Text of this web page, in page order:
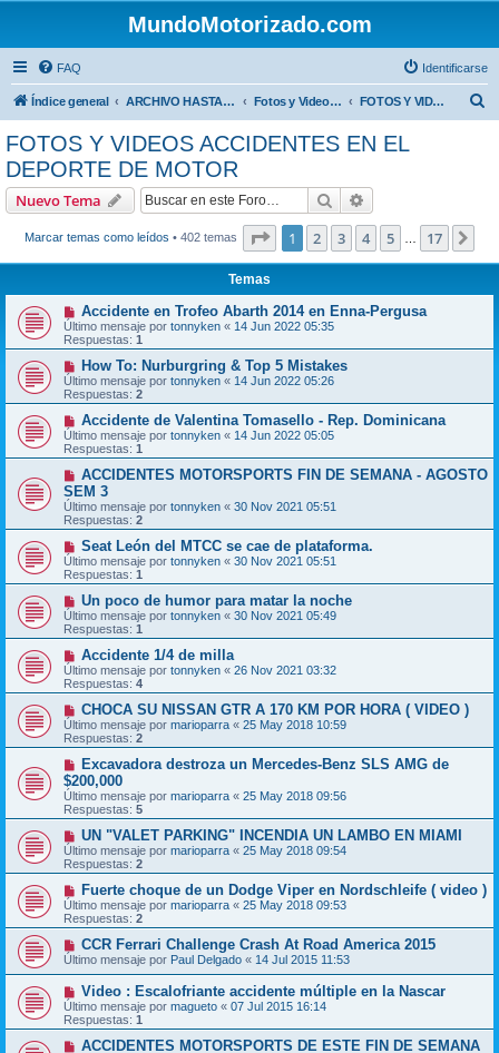
MundoMotorizado.com
FAQ Identificarse
Índice general ARCHIVO HASTA 2018 Fotos y Videos del mundo de los motores FOTOS Y VIDEOS ACCIDENTES EN EL DEPORTE DE MOTOR
FOTOS Y VIDEOS ACCIDENTES EN EL
DEPORTE DE MOTOR
Nuevo Tema Buscar
Marcar temas como leídos • 402 temas Página de 17
1 2 3 4 5 17
Temas
Accidente en Trofeo Abarth 2014 en Enna-Pergusa
Último mensaje por tonnyken « 14 Jun 2022 05:35
Respuestas: 1
How To: Nurburgring & Top 5 Mistakes
Último mensaje por tonnyken « 14 Jun 2022 05:26
Respuestas: 2
Accidente de Valentina Tomasello - Rep. Dominicana
Último mensaje por tonnyken « 14 Jun 2022 05:05
Respuestas: 1
ACCIDENTES MOTORSPORTS FIN DE SEMANA - AGOSTO
SEM 3
Último mensaje por tonnyken « 30 Nov 2021 05:51
Respuestas: 2
Seat León del MTCC se cae de plataforma.
Último mensaje por tonnyken « 30 Nov 2021 05:51
Respuestas: 1
Un poco de humor para matar la noche
Último mensaje por tonnyken « 30 Nov 2021 05:49
Respuestas: 1
Accidente 1/4 de milla
Último mensaje por tonnyken « 26 Nov 2021 03:32
Respuestas: 4
CHOCA SU NISSAN GTR A 170 KM POR HORA ( VIDEO )
Último mensaje por marioparra « 25 May 2018 10:59
Respuestas: 2
Excavadora destroza un Mercedes-Benz SLS AMG de
$200,000
Último mensaje por marioparra « 25 May 2018 09:56
Respuestas: 5
UN "VALET PARKING" INCENDIA UN LAMBO EN MIAMI
Último mensaje por marioparra « 25 May 2018 09:54
Respuestas: 2
Fuerte choque de un Dodge Viper en Nordschleife ( video )
Último mensaje por marioparra « 25 May 2018 09:53
Respuestas: 2
CCR Ferrari Challenge Crash At Road America 2015
Último mensaje por Paul Delgado « 14 Jul 2015 11:53
Video : Escalofriante accidente múltiple en la Nascar
Último mensaje por magueto « 07 Jul 2015 16:14
Respuestas: 1
ACCIDENTES MOTORSPORTS DE ESTE FIN DE SEMANA